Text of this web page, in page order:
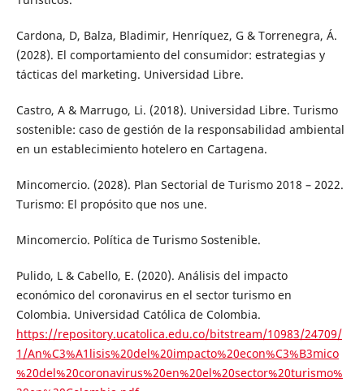
Cardona, D, Balza, Bladimir, Henríquez, G & Torrenegra, Á.
(2028). El comportamiento del consumidor: estrategias y
tácticas del marketing. Universidad Libre.
Castro, A & Marrugo, Li. (2018). Universidad Libre. Turismo
sostenible: caso de gestión de la responsabilidad ambiental
en un establecimiento hotelero en Cartagena.
Mincomercio. (2028). Plan Sectorial de Turismo 2018 – 2022.
Turismo: El propósito que nos une.
Mincomercio. Política de Turismo Sostenible.
Pulido, L & Cabello, E. (2020). Análisis del impacto
económico del coronavirus en el sector turismo en
Colombia. Universidad Católica de Colombia.
https://repository.ucatolica.edu.co/bitstream/10983/24709/
1/An%C3%A1lisis%20del%20impacto%20econ%C3%B3mico
%20del%20coronavirus%20en%20el%20sector%20turismo%